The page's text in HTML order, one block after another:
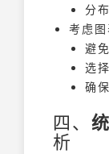
分
考虑图
避
选
确
四、
析